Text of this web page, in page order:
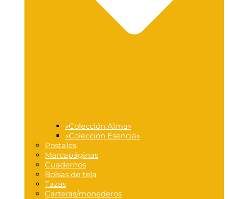
«Colección Alma»
«Colección Esencia»
Postales
Marcapáginas
Cuadernos
Bolsas de tela
Tazas
Carteras/monederos